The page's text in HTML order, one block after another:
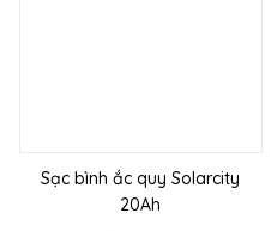
Sạc bình ắc quy Solarcity
20Ah